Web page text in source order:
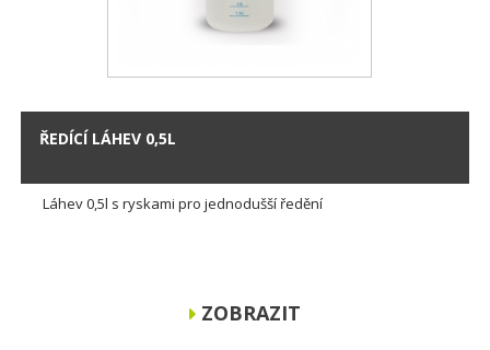
ŘEDÍCÍ LÁHEV 0,5L
Láhev 0,5l s ryskami pro jednodušší ředění
ZOBRAZIT